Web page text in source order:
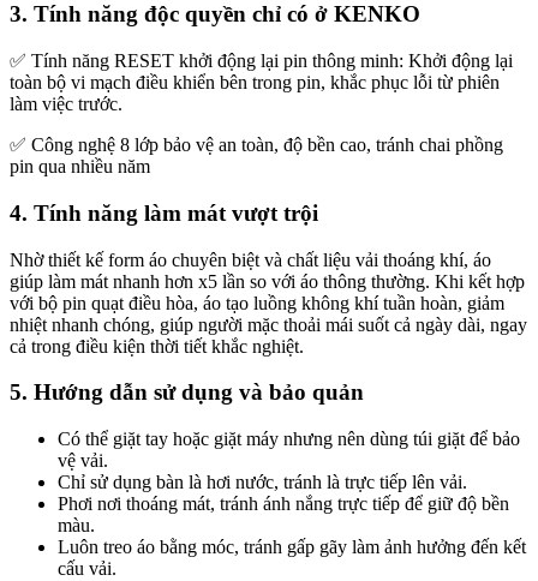
3. Tính năng độc quyền chỉ có ở KENKO
✅ Tính năng RESET khởi động lại pin thông minh: Khởi động lại
toàn bộ vi mạch điều khiển bên trong pin, khắc phục lỗi từ phiên
làm việc trước.
✅ Công nghệ 8 lớp bảo vệ an toàn, độ bền cao, tránh chai phồng
pin qua nhiều năm
4. Tính năng làm mát vượt trội
Nhờ thiết kế form áo chuyên biệt và chất liệu vải thoáng khí, áo
giúp làm mát nhanh hơn x5 lần so với áo thông thường. Khi kết hợp
với bộ pin quạt điều hòa, áo tạo luồng không khí tuần hoàn, giảm
nhiệt nhanh chóng, giúp người mặc thoải mái suốt cả ngày dài, ngay
cả trong điều kiện thời tiết khắc nghiệt.
5. Hướng dẫn sử dụng và bảo quản
Có thể giặt tay hoặc giặt máy nhưng nên dùng túi giặt để bảo
vệ vải.
Chỉ sử dụng bàn là hơi nước, tránh là trực tiếp lên vải.
Phơi nơi thoáng mát, tránh ánh nắng trực tiếp để giữ độ bền
màu.
Luôn treo áo bằng móc, tránh gấp gãy làm ảnh hưởng đến kết
cấu vải.